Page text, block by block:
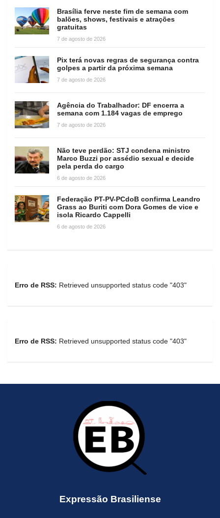
Brasília ferve neste fim de semana com
balões, shows, festivais e atrações
gratuitas
7 de agosto de 2026
Pix terá novas regras de segurança contra
golpes a partir da próxima semana
7 de agosto de 2026
Agência do Trabalhador: DF encerra a
semana com 1.184 vagas de emprego
7 de agosto de 2026
Não teve perdão: STJ condena ministro
Marco Buzzi por assédio sexual e decide
pela perda do cargo
6 de agosto de 2026
Federação PT-PV-PCdoB confirma Leandro
Grass ao Buriti com Dora Gomes de vice e
isola Ricardo Cappelli
6 de agosto de 2026
Erro de RSS: Retrieved unsupported status code "403"
Erro de RSS: Retrieved unsupported status code "403"
Expressão Brasiliense